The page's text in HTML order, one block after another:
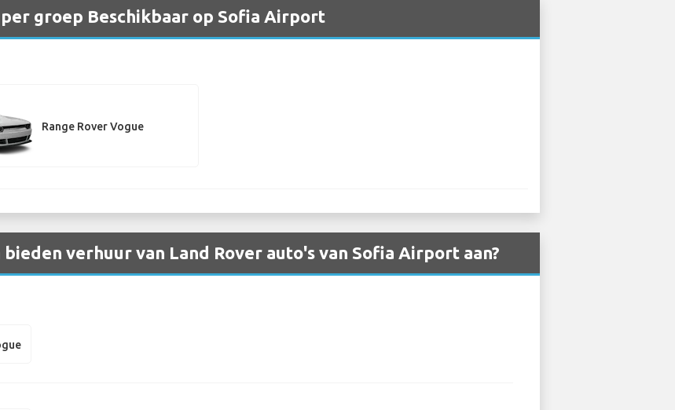
groep Beschikbaar op Sofia Airport
Range Rover Vogue
verhuur van Land Rover auto's van Sofia Airport aan?